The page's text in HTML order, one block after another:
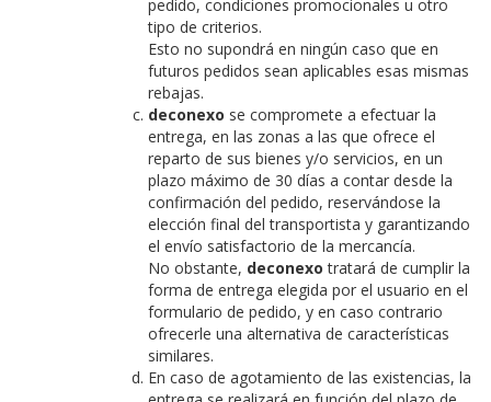
pedido, condiciones promocionales u otro
tipo de criterios.
Esto no supondrá en ningún caso que en
futuros pedidos sean aplicables esas mismas
rebajas.
deconexo se compromete a efectuar la
entrega, en las zonas a las que ofrece el
reparto de sus bienes y/o servicios, en un
plazo máximo de 30 días a contar desde la
confirmación del pedido, reservándose la
elección final del transportista y garantizando
el envío satisfactorio de la mercancía.
No obstante, deconexo tratará de cumplir la
forma de entrega elegida por el usuario en el
formulario de pedido, y en caso contrario
ofrecerle una alternativa de características
similares.
En caso de agotamiento de las existencias, la